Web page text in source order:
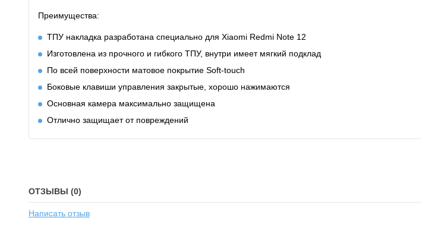
Преимущества:
ТПУ накладка разработана специально для Xiaomi Redmi Note 12
Изготовлена из прочного и гибкого ТПУ, внутри имеет мягкий подклад
По всей поверхности матовое покрытие Soft-touch
Боковые клавиши управления закрытые, хорошо нажимаются
Основная камера максимально защищена
Отлично защищает от повреждений
ОТЗЫВЫ (0)
Написать отзыв